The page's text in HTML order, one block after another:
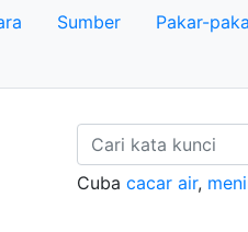
Sumber Pakar-
Cuba cacar air,